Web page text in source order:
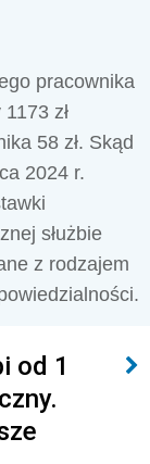
pracownika
zł
58 zł. Skąd
2024 r.
służbie
z rodzajem
od 1